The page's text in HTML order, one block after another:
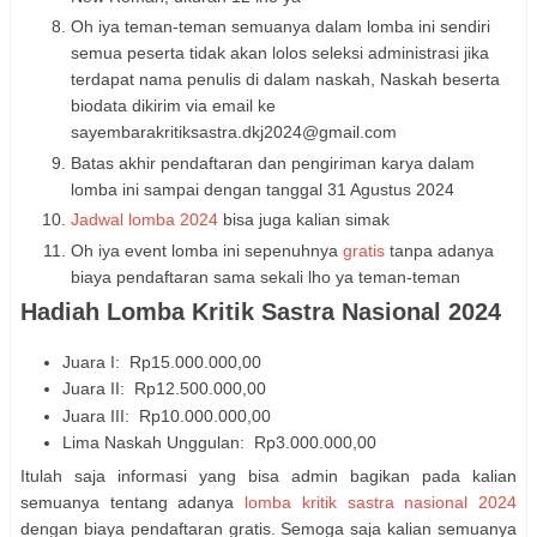
Oh iya teman-teman semuanya dalam lomba ini sendiri
semua peserta tidak akan lolos seleksi administrasi jika
terdapat nama penulis di dalam naskah, Naskah beserta
biodata dikirim via email ke
sayembarakritiksastra.dkj2024@gmail.com
Batas akhir pendaftaran dan pengiriman karya dalam
lomba ini sampai dengan tanggal 31 Agustus 2024
Jadwal lomba 2024 bisa juga kalian simak
Oh iya event lomba ini sepenuhnya gratis tanpa adanya
biaya pendaftaran sama sekali lho ya teman-teman
Hadiah Lomba Kritik Sastra Nasional 2024
Juara I: Rp15.000.000,00
Juara II: Rp12.500.000,00
Juara III: Rp10.000.000,00
Lima Naskah Unggulan: Rp3.000.000,00
Itulah saja informasi yang bisa admin bagikan pada kalian
semuanya tentang adanya lomba kritik sastra nasional 2024
dengan biaya pendaftaran gratis. Semoga saja kalian semuanya